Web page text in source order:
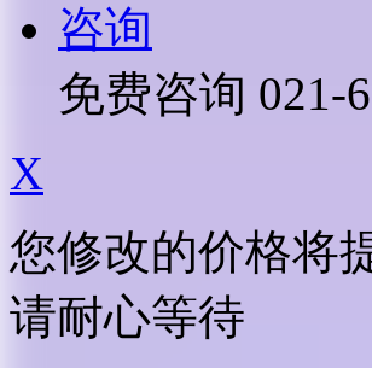
咨询
免费咨询 021-
X
您修改的价格将
请耐心等待